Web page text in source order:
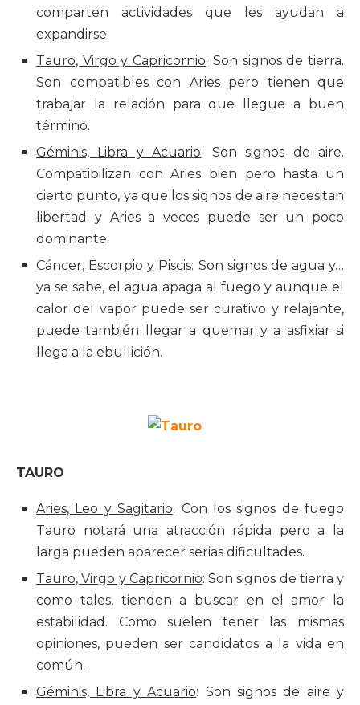
comparten actividades que les ayudan a
expandirse.
Tauro, Virgo y Capricornio: Son signos de tierra.
Son compatibles con Aries pero tienen que
trabajar la relación para que llegue a buen
término.
Géminis, Libra y Acuario: Son signos de aire.
Compatibilizan con Aries bien pero hasta un
cierto punto, ya que los signos de aire necesitan
libertad y Aries a veces puede ser un poco
dominante.
Cáncer, Escorpio y Piscis: Son signos de agua y…
ya se sabe, el agua apaga al fuego y aunque el
calor del vapor puede ser curativo y relajante,
puede también llegar a quemar y a asfixiar si
llega a la ebullición.
TAURO
Aries, Leo y Sagitario: Con los signos de fuego
Tauro notará una atracción rápida pero a la
larga pueden aparecer serias dificultades.
Tauro, Virgo y Capricornio: Son signos de tierra y
como tales, tienden a buscar en el amor la
estabilidad. Como suelen tener las mismas
opiniones, pueden ser candidatos a la vida en
común.
Géminis, Libra y Acuario: Son signos de aire y